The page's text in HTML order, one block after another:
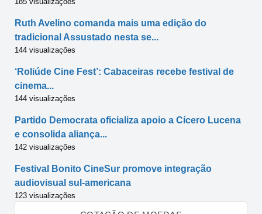
Ruth Avelino comanda mais uma edição do
tradicional Assustado nesta se...
144 visualizações
‘Roliúde Cine Fest’: Cabaceiras recebe festival de
cinema...
144 visualizações
Partido Democrata oficializa apoio a Cícero Lucena
e consolida aliança...
142 visualizações
Festival Bonito CineSur promove integração
audiovisual sul-americana
123 visualizações